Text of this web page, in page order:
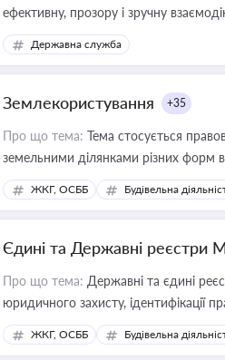
ефективну, прозору і зручну
Державна служба
Землекористування +35
Про що тема: Тема стосується
земельними ділянками різних форм
ЖКГ, ОСББ Будівельна
Єдині та Державні реєстри
Про що тема: Державні та єдині
юридичного захисту, ідентифікації
ЖКГ, ОСББ Будівельна